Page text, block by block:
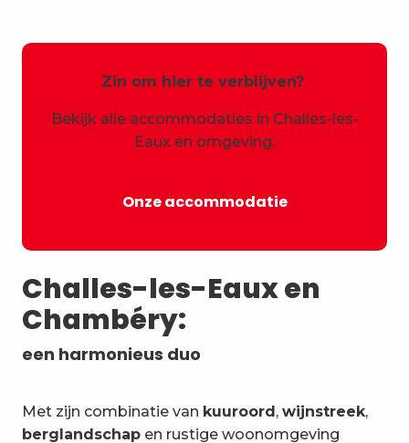
Challes-les-Eaux en
Chambéry:
een harmonieus duo
Met zijn combinatie van kuuroord, wijnstreek,
berglandschap en rustige woonomgeving
Zin om hier te verblijven?
Bekijk alle accommodaties in Challes-les-
Eaux en omgeving:
Onze accommodatie